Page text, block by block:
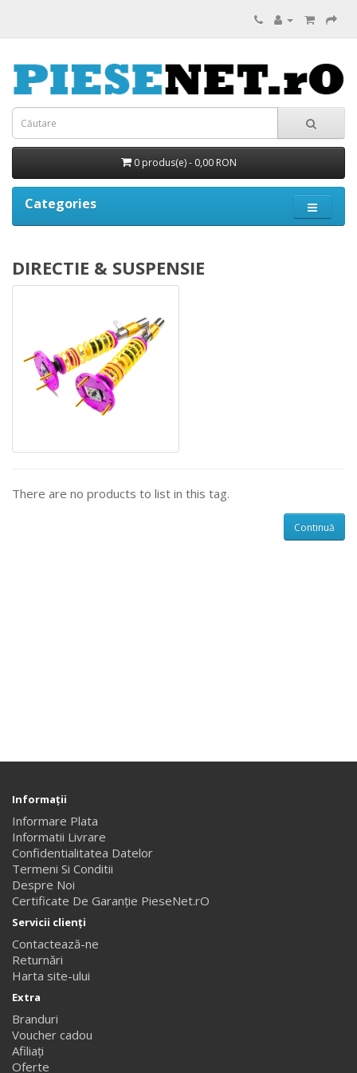
0 produs(e) - 0,00 RON
Categories
DIRECTIE & SUSPENSIE
There are no products to list in this tag.
Continuă
Informaţii
Informare Plata
Informatii Livrare
Confidentialitatea Datelor
Termeni Si Conditii
Despre Noi
Certificate De Garanție PieseNet.rO
Servicii clienţi
Contactează-ne
Returnări
Harta site-ului
Extra
Branduri
Voucher cadou
Afiliaţi
Oferte